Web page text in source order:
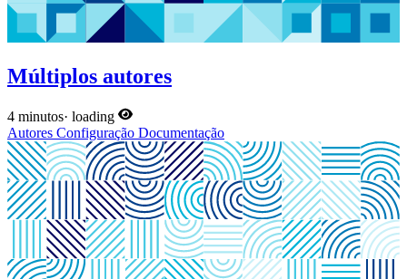
Múltiplos autores
4 minutos· loading
Autores Configuração Documentação